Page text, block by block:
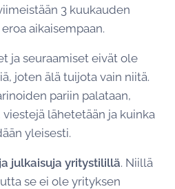
3 kuukauden
aikaisempaan.
ja seuraamiset eivät ole
joten älä tuijota vain niitä.
pariin palataan,
lähetetään ja kuinka
yleisesti.
julkaisuja yritystilillä. Niillä
se ei ole yrityksen